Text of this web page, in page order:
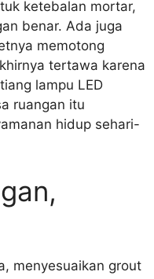
ketebalan mortar,
benar. Ada juga
memotong
tertawa karena
lampu LED
ruangan itu
hidup sehari-
menyesuaikan grout